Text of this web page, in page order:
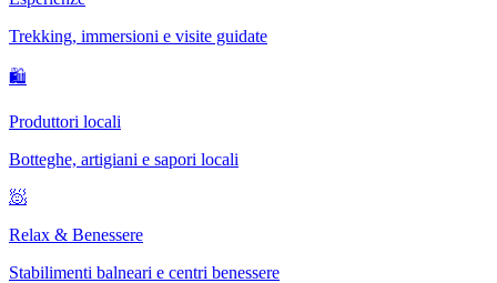
Trekking, immersioni e visite guidate
🛍
Produttori locali
Botteghe, artigiani e sapori locali
🧖
Relax & Benessere
Stabilimenti balneari e centri benessere